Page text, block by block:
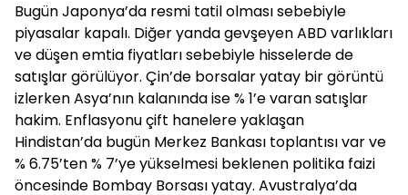
Bugün Japonya’da resmi tatil olması sebebiyle
piyasalar kapalı. Diğer yanda gevşeyen ABD varlıkları
ve düşen emtia fiyatları sebebiyle hisselerde de
satışlar görülüyor. Çin’de borsalar yatay bir görüntü
izlerken Asya’nın kalanında ise % 1’e varan satışlar
hakim. Enflasyonu çift hanelere yaklaşan
Hindistan’da bugün Merkez Bankası toplantısı var ve
% 6.75’ten % 7’ye yükselmesi beklenen politika faizi
öncesinde Bombay Borsası yatay. Avustralya’da